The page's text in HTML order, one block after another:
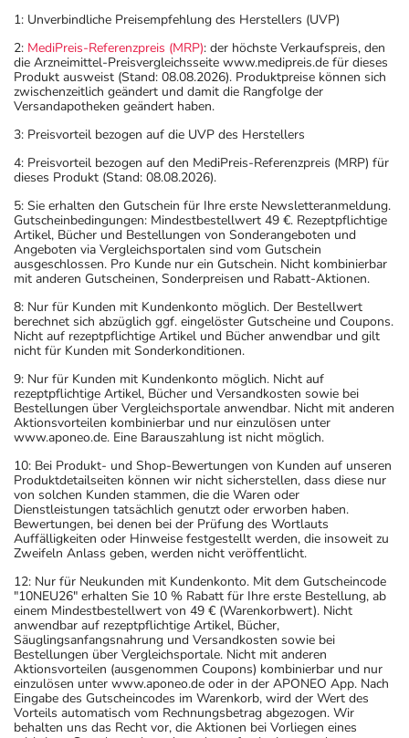
1: Unverbindliche Preisempfehlung des Herstellers (UVP)
2: MediPreis-Referenzpreis (MRP): der höchste Verkaufspreis, den
die Arzneimittel-Preisvergleichsseite www.medipreis.de für dieses
Produkt ausweist (Stand: 08.08.2026). Produktpreise können sich
zwischenzeitlich geändert und damit die Rangfolge der
Versandapotheken geändert haben.
3: Preisvorteil bezogen auf die UVP des Herstellers
4: Preisvorteil bezogen auf den MediPreis-Referenzpreis (MRP) für
dieses Produkt (Stand: 08.08.2026).
5: Sie erhalten den Gutschein für Ihre erste Newsletteranmeldung.
Gutscheinbedingungen: Mindestbestellwert 49 €. Rezeptpflichtige
Artikel, Bücher und Bestellungen von Sonderangeboten und
Angeboten via Vergleichsportalen sind vom Gutschein
ausgeschlossen. Pro Kunde nur ein Gutschein. Nicht kombinierbar
mit anderen Gutscheinen, Sonderpreisen und Rabatt-Aktionen.
8: Nur für Kunden mit Kundenkonto möglich. Der Bestellwert
berechnet sich abzüglich ggf. eingelöster Gutscheine und Coupons.
Nicht auf rezeptpflichtige Artikel und Bücher anwendbar und gilt
nicht für Kunden mit Sonderkonditionen.
9: Nur für Kunden mit Kundenkonto möglich. Nicht auf
rezeptpflichtige Artikel, Bücher und Versandkosten sowie bei
Bestellungen über Vergleichsportale anwendbar. Nicht mit anderen
Aktionsvorteilen kombinierbar und nur einzulösen unter
www.aponeo.de. Eine Barauszahlung ist nicht möglich.
10: Bei Produkt- und Shop-Bewertungen von Kunden auf unseren
Produktdetailseiten können wir nicht sicherstellen, dass diese nur
von solchen Kunden stammen, die die Waren oder
Dienstleistungen tatsächlich genutzt oder erworben haben.
Bewertungen, bei denen bei der Prüfung des Wortlauts
Auffälligkeiten oder Hinweise festgestellt werden, die insoweit zu
Zweifeln Anlass geben, werden nicht veröffentlicht.
12: Nur für Neukunden mit Kundenkonto. Mit dem Gutscheincode
"10NEU26" erhalten Sie 10 % Rabatt für Ihre erste Bestellung, ab
einem Mindestbestellwert von 49 € (Warenkorbwert). Nicht
anwendbar auf rezeptpflichtige Artikel, Bücher,
Säuglingsanfangsnahrung und Versandkosten sowie bei
Bestellungen über Vergleichsportale. Nicht mit anderen
Aktionsvorteilen (ausgenommen Coupons) kombinierbar und nur
einzulösen unter www.aponeo.de oder in der APONEO App. Nach
Eingabe des Gutscheincodes im Warenkorb, wird der Wert des
Vorteils automatisch vom Rechnungsbetrag abgezogen. Wir
behalten uns das Recht vor, die Aktionen bei Vorliegen eines